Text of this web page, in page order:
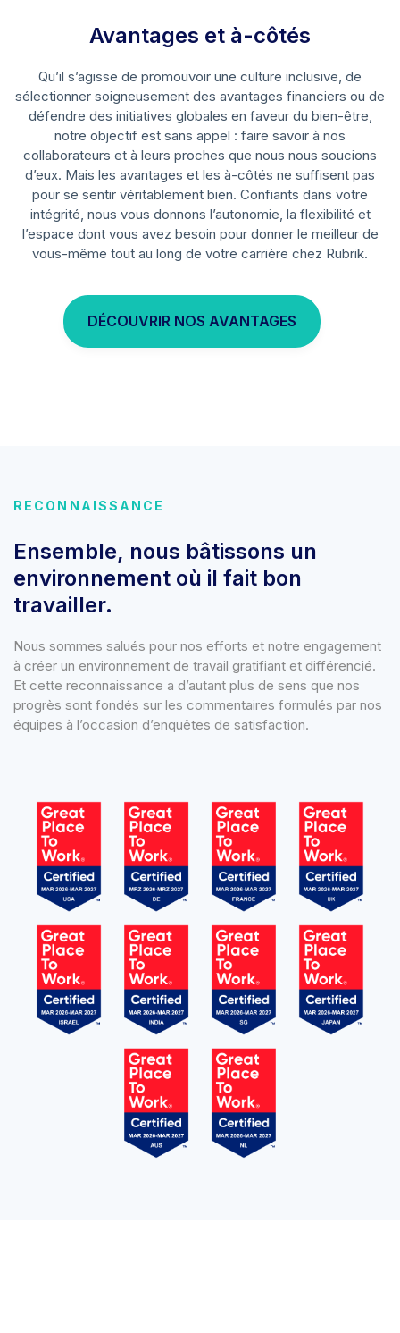
Avantages et à-côtés
Qu’il s’agisse de promouvoir une culture inclusive, de
sélectionner soigneusement des avantages financiers ou de
défendre des initiatives globales en faveur du bien-être,
notre objectif est sans appel : faire savoir à nos
collaborateurs et à leurs proches que nous nous soucions
d’eux. Mais les avantages et les à-côtés ne suffisent pas
pour se sentir véritablement bien. Confiants dans votre
intégrité, nous vous donnons l’autonomie, la flexibilité et
l’espace dont vous avez besoin pour donner le meilleur de
vous-même tout au long de votre carrière chez Rubrik.
DÉCOUVRIR NOS AVANTAGES
RECONNAISSANCE
Ensemble, nous bâtissons un
environnement où il fait bon
travailler.
Nous sommes salués pour nos efforts et notre engagement
à créer un environnement de travail gratifiant et différencié.
Et cette reconnaissance a d’autant plus de sens que nos
progrès sont fondés sur les commentaires formulés par nos
équipes à l’occasion d’enquêtes de satisfaction.